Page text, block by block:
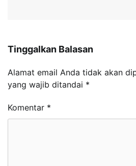
Tinggalkan Balasan
Alamat email Anda tidak akan
yang wajib ditandai *
Komentar *